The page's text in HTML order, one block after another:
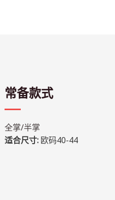
常备款式
全掌/半掌
适合尺寸:欧码40-44